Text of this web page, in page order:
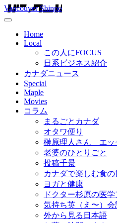
Vancouver Shinpo
Home
Local
この人にFOCUS
日系ビジネス紹介
カナダニュース
Special
Maple
Movies
コラム
まるごとカナダ
オタワ便り
榊原理人さん エッ
老婆のひとりごと
投稿千景
カナダで楽しむ食の
ヨガと健康
ドクター杉原の医
気持ち英（え〜）会
外から見る日本語